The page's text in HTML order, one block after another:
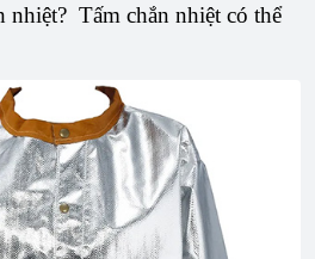
nhiệt? Tấm chắn nhiệt có thể